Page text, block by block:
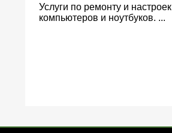
Услуги по ремонту и настроек
компьютеров и ноутбуков. ...